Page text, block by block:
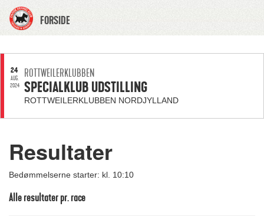
FORSIDE
24
AUG.
2024
ROTTWEILERKLUBBEN
SPECIALKLUB UDSTILLING
ROTTWEILERKLUBBEN NORDJYLLAND
Resultater
Bedømmelserne starter: kl. 10:10
Alle resultater pr. race